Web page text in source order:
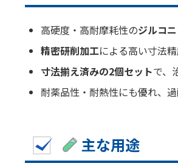
高硬度・高耐摩耗性のジルコ
精密研削加工による高い寸法
寸法揃え済みの2個セットで、
耐薬品性・耐熱性にも優れ、
主な用途